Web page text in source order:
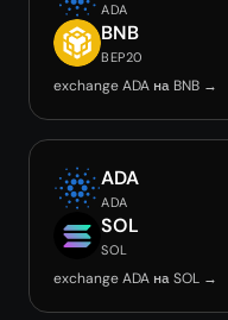
ADA
BNB
BEP20
exchange ADA на BNB →
ADA
ADA
SOL
SOL
exchange ADA на SOL →